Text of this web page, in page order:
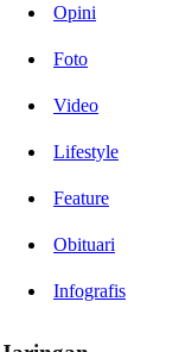
Opini
Foto
Video
Lifestyle
Feature
Obituari
Infografis